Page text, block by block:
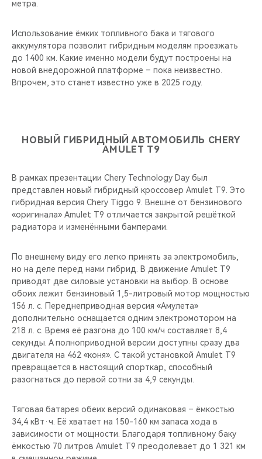
метра.
Использование ёмких топливного бака и тягового
аккумулятора позволит гибридным моделям проезжать
до 1400 км. Какие именно модели будут построены на
новой внедорожной платформе – пока неизвестно.
Впрочем, это станет известно уже в 2025 году.
НОВЫЙ ГИБРИДНЫЙ АВТОМОБИЛЬ CHERY
AMULET T9
В рамках презентации Chery Technology Day был
представлен новый гибридный кроссовер Amulet T9. Это
гибридная версия Chery Tiggo 9. Внешне от бензинового
«оригинала» Amulet Т9 отличается закрытой решёткой
радиатора и изменёнными бамперами.
По внешнему виду его легко принять за электромобиль,
но на деле перед нами гибрид. В движение Amulet T9
приводят две силовые установки на выбор. В основе
обоих лежит бензиновый 1,5-литровый мотор мощностью
156 л. с. Переднеприводная версия «Амулета»
дополнительно оснащается одним электромотором на
218 л. с. Время её разгона до 100 км/ч составляет 8,4
секунды. А полноприводной версии доступны сразу два
двигателя на 462 «коня». С такой установкой Amulet T9
превращается в настоящий спорткар, способный
разогнаться до первой сотни за 4,9 секунды.
Тяговая батарея обеих версий одинаковая – ёмкостью
34,4 кВт·ч. Её хватает на 150-160 км запаса хода в
зависимости от мощности. Благодаря топливному баку
ёмкостью 70 литров Amulet T9 преодолевает до 1 321 км